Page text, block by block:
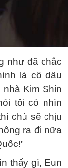
như đã chắc
là cô dâu
Kim Shin
tôi có nhìn
chú sẽ chịu
ra đi nữa
thấy gì, Eun